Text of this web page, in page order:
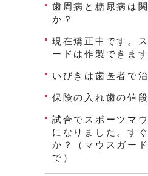
歯周病と糖尿病は
か？
現在矯正中です。
ードは作製できます
いびきは歯医者で
保険の入れ歯の値
試合でスポーツマ
になりました。す
か？（マウスガー
で）